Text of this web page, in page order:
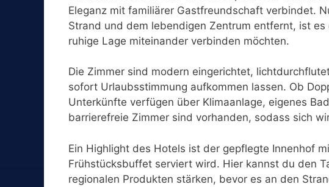
Eleganz mit familiärer Gastfreundschaft verbindet.
Strand und dem lebendigen Zentrum entfernt, ist
ruhige Lage miteinander verbinden möchten.
Die Zimmer sind modern eingerichtet,
sofort Urlaubsstimmung aufkommen lassen. Ob
Unterkünfte verfügen über Klimaanlage, eigenes
barrierefreie Zimmer sind vorhanden, sodass sich
Ein Highlight des Hotels ist der gepflegte Innenhof
Frühstücksbuffet serviert wird. Hier kannst du den
regionalen Produkten stärken, bevor es an den